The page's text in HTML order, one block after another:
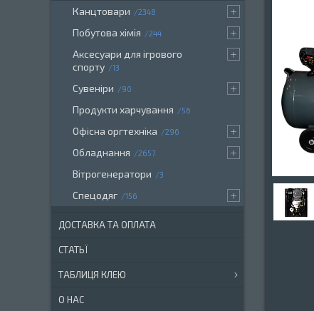
Канцтовари 2348
Побутова хімія 244
Аксесуари для ігрового
спорту
13
Сувеніри 90
Продукти харчування 56
Офісна оргтехніка 296
Обладнання 2657
Вітрогенератори 3
Спецодяг 156
ДОСТАВКА ТА ОПЛАТА
СТАТЬЇ
ТАБЛИЦЯ КЛЕЮ
О НАС